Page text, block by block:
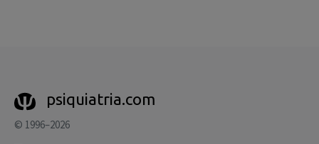
psiquiatria.com
© 1996–2026